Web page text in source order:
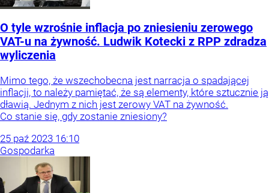
O tyle wzrośnie inflacja po zniesieniu zerowego
VAT-u na żywność. Ludwik Kotecki z RPP zdradza
wyliczenia
Mimo tego, że wszechobecna jest narracja o spadającej
inflacji, to należy pamiętać, że są elementy, które sztucznie ją
dławią. Jednym z nich jest zerowy VAT na żywność.
Co stanie się, gdy zostanie zniesiony?
25 paź 2023 16:10
Gospodarka